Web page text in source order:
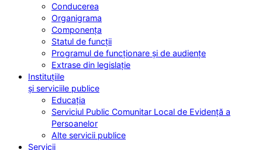
Conducerea
Organigrama
Componența
Statul de funcții
Programul de funcționare și de audiențe
Extrase din legislație
Instituțiile
și serviciile publice
Educația
Serviciul Public Comunitar Local de Evidență a
Persoanelor
Alte servicii publice
Servicii